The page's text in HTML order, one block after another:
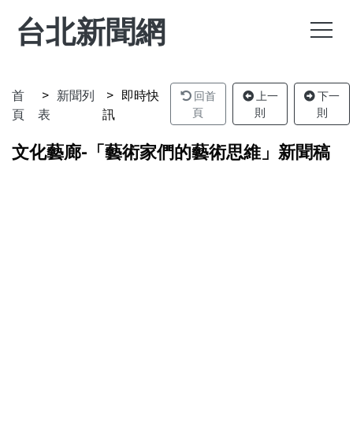
台北新聞網
首
頁
新聞列
表
即時快
訊
回首
頁
上一
則
下一
則
文化藝廊-「藝術家們的藝術思維」新聞稿